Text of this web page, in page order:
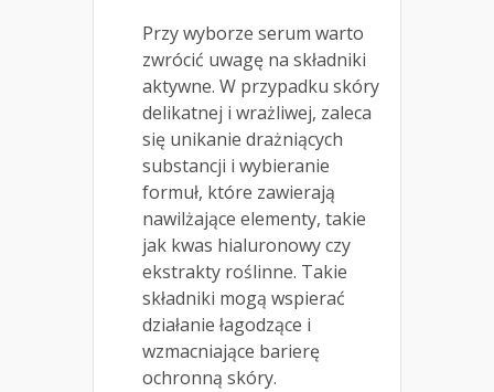
Przy wyborze serum warto
zwrócić uwagę na składniki
aktywne. W przypadku skóry
delikatnej i wrażliwej, zaleca
się unikanie drażniących
substancji i wybieranie
formuł, które zawierają
nawilżające elementy, takie
jak kwas hialuronowy czy
ekstrakty roślinne. Takie
składniki mogą wspierać
działanie łagodzące i
wzmacniające barierę
ochronną skóry.